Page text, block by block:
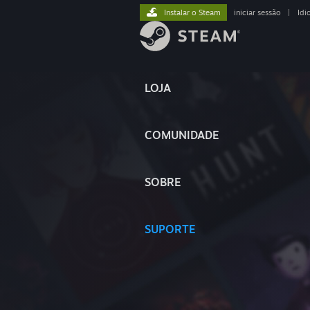
LOJA
COMUNIDADE
SOBRE
SUPORTE
Instalar o Steam iniciar sessão